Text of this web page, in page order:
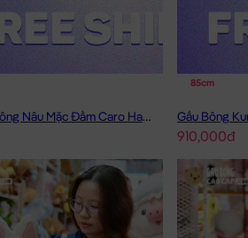
Thỏ Bông Lông Nâu Mặc Đầm Caro Happy
85cm
910,000đ